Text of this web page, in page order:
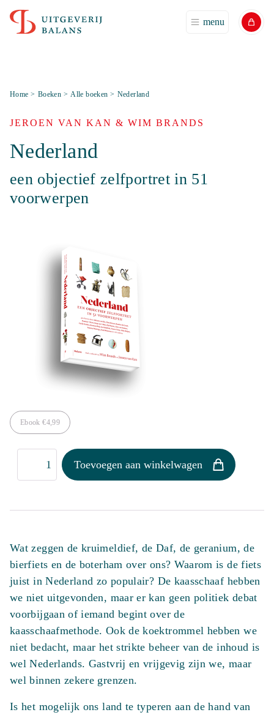
menu
Home > Boeken > Alle boeken > Nederland
JEROEN VAN KAN & WIM BRANDS
Nederland
een objectief zelfportret in 51
voorwerpen
Ebook€4,99
Nederland
Toevoegen aan winkelwagen
Wat zeggen de kruimeldief, de Daf, de geranium, de
bierfiets en de boterham over ons? Waarom is de fiets
juist in Nederland zo populair? De kaasschaaf hebben
we niet uitgevonden, maar er kan geen politiek debat
voorbijgaan of iemand begint over de
kaasschaafmethode. Ook de koektrommel hebben we
niet bedacht, maar het strikte beheer van de inhoud is
wel Nederlands. Gastvrij en vrijgevig zijn we, maar
wel binnen zekere grenzen.
Is het mogelijk ons land te typeren aan de hand van